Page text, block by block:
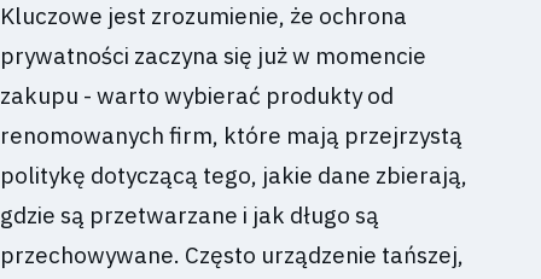
Kluczowe jest zrozumienie, że ochrona
prywatności zaczyna się już w momencie
zakupu - warto wybierać produkty od
renomowanych firm, które mają przejrzystą
politykę dotyczącą tego, jakie dane zbierają,
gdzie są przetwarzane i jak długo są
przechowywane. Często urządzenie tańszej,